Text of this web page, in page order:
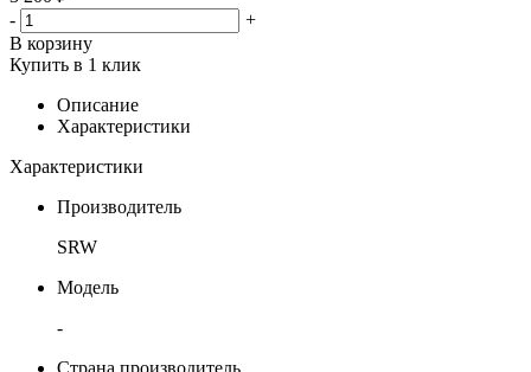
-
+
В корзину
Купить в 1 клик
Описание
Характеристики
Характеристики
Производитель
SRW
Модель
-
Страна производитель